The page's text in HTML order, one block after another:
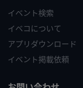
イベント検索
イベコについて
アプリダウンロード
イベント掲載依頼